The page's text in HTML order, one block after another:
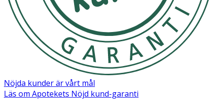
Nöjda kunder är vårt mål
Läs om Apotekets Nöjd kund-garanti